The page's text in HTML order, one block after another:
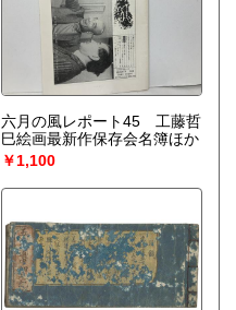
六月の風レポート45 工藤哲
巳絵画最新作保存会名簿ほか
￥1,100